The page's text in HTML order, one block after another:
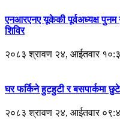
एनआरएनए यूकेकी पूर्वअध्यक्ष पुनम
शिविर
२०८३ श्रावण २४, आईतवार
घर फर्किने हुटहुटी र बसपार्कमा
२०८३ श्रावण २४, आईतवार